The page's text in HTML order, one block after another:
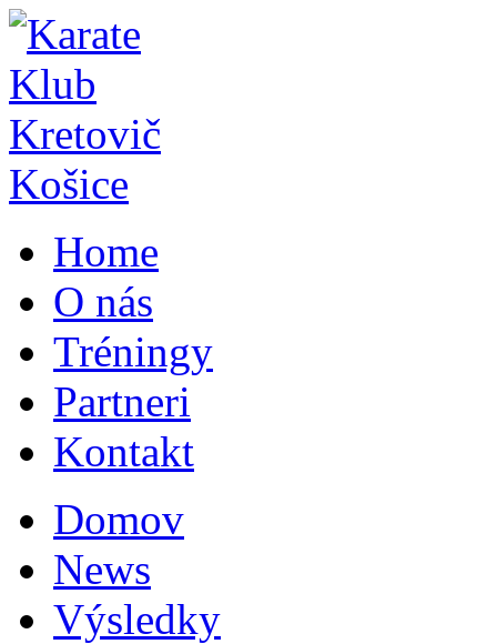
Home
O nás
Tréningy
Partneri
Kontakt
Domov
News
Výsledky